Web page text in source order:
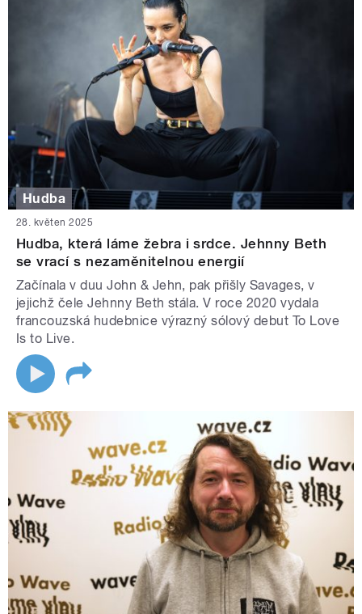
Hudba
28. květen 2025
Hudba, která láme žebra i srdce. Jehnny Beth
se vrací s nezaměnitelnou energií
Začínala v duu John & Jehn, pak přišly Savages, v
jejichž čele Jehnny Beth stála. V roce 2020 vydala
francouzská hudebnice výrazný sólový debut To Love
Is to Live.